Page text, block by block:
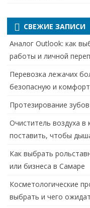
СВЕЖИЕ ЗАПИСИ
Аналог Outlook: как
работы и личной
Перевозка лежачих
безопасную и
Протезирование
Очиститель воздуха в
поставить, чтобы
Как выбрать
или бизнеса в Самаре
Косметологические
выбрать и чего